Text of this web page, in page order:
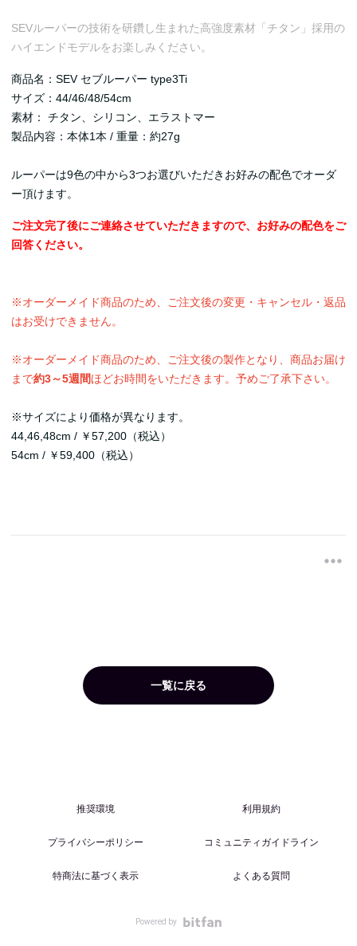
SEVルーパーの技術を研鑽し生まれた高強度素材「チタン」採用の
ハイエンドモデルをお楽しみください。
商品名：SEV セブルーパー type3Ti
サイズ：44/46/48/54cm
素材： チタン、シリコン、エラストマー
製品内容：本体1本 / 重量：約27g
ルーパーは9色の中から3つお選びいただきお好みの配色でオーダ
ー頂けます。
ご注文完了後にご連絡させていただきますので、お好みの配色をご
回答ください。
※オーダーメイド商品のため、ご注文後の変更・キャンセル・返品
はお受けできません。
※オーダーメイド商品のため、ご注文後の製作となり、商品お届け
まで約3～5週間ほどお時間をいただきます。予めご了承下さい。
※サイズにより価格が異なります。
44,46,48cm / ￥57,200（税込）
54cm / ￥59,400（税込）
一覧に戻る
推奨環境 利用規約
プライバシーポリシー コミュニティガイドライン
特商法に基づく表示 よくある質問
Powered by